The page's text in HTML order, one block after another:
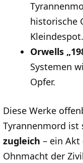
historische
Kleindespot.
Orwells
Systemen
Opfer.
Diese Werke
Tyrannenmord ist
zugleich – ein Akt
Ohnmacht der